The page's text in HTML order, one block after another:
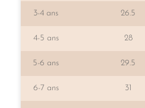
3-4 ans 26.5
4-5 ans 28
5-6 ans 29.5
6-7 ans 31